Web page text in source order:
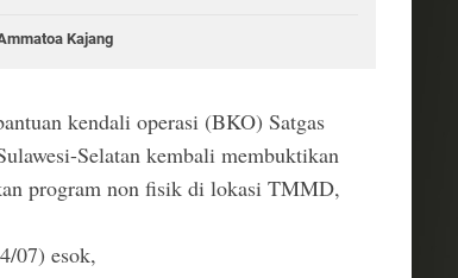
Kajang
kendali operasi (BKO) Satgas
Selatan kembali membuktikan
program non fisik di lokasi TMMD,
07) esok,